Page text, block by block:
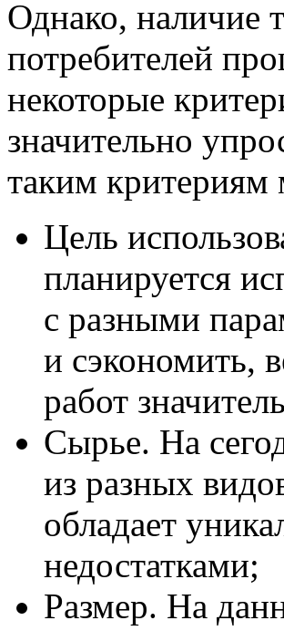
Однако, наличие
потребителей
некоторые
значительно
таким
Цель
планируется
с разными
и сэкономить,
работ
Сырье. На
из разных
обладает
недостатками;
Размер. На